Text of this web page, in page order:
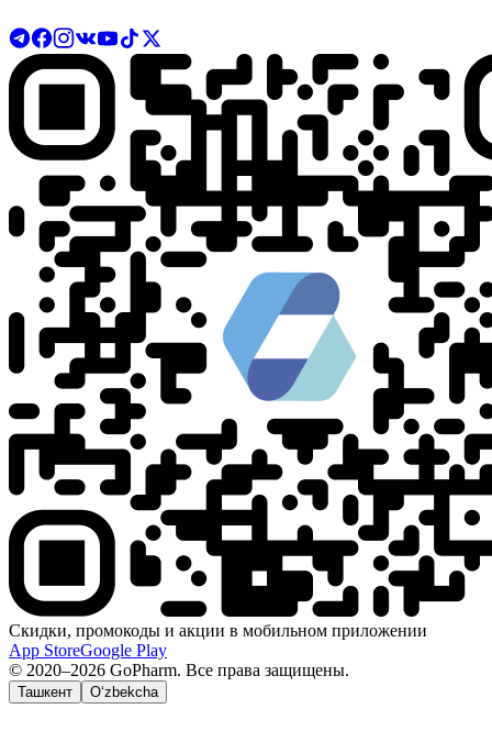
Скидки, промокоды и акции в мобильном приложении
App StoreGoogle Play
© 2020–2026 GoPharm. Все права защищены.
Ташкент O‘zbekcha